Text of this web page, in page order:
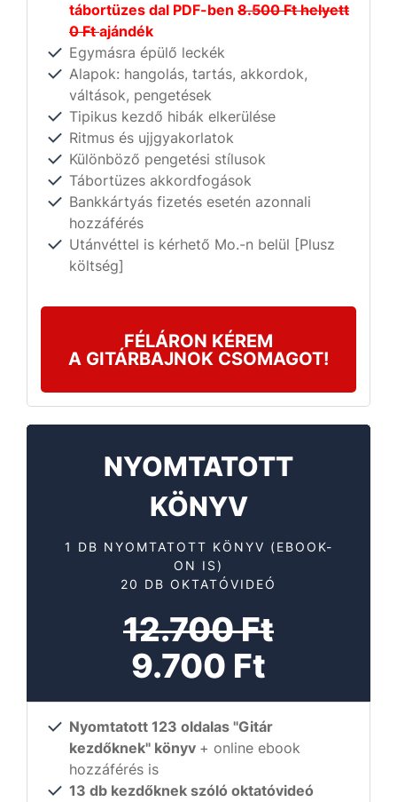
NYOMTATOTT
KÖNYV
1 DB NYOMTATOTT KÖNYV (EBOOK-
ON IS)
20 DB OKTATÓVIDEÓ
12.700 Ft
9.700 Ft
Nyomtatott 123 oldalas "Gitár
kezdőknek" könyv + online ebook
hozzáférés is
13 db kezdőknek szóló oktatóvideó
tábortüzes dal PDF-ben 8.500 Ft helyett
0 Ftajándék
Egymásra épülő leckék
Alapok: hangolás, tartás, akkordok,
váltások, pengetések
Tipikus kezdő hibák elkerülése
Ritmus és ujjgyakorlatok
Különböző pengetési stílusok
Tábortüzes akkordfogások
Bankkártyás fizetés esetén azonnali
hozzáférés
Utánvéttel is kérhető Mo.-n belül [Plusz
költség]
FÉLÁRON KÉREM
A GITÁRBAJNOK CSOMAGOT!